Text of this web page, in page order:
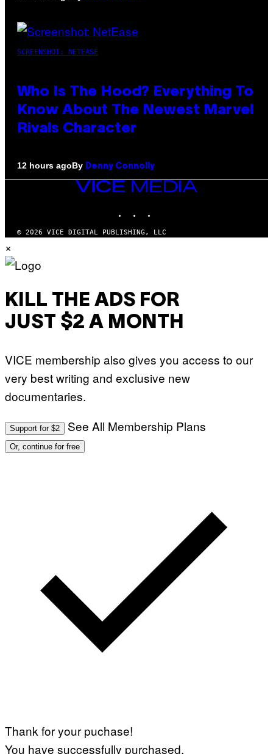
SCREENSHOT: NETEASE
Who Is The Hood? Everything To
Know About The Newest Marvel
Rivals Character
12 hours agoBy Denny Connolly
VICE
MEDIA
© 2026 VICE DIGITAL PUBLISHING, LLC
×
KILL THE ADS FOR
JUST $2 A MONTH
VICE membership also gives you access to our
very best writing and exclusive new
documentaries.
Support for $2 See All Membership Plans
Or, continue for free
Thank for your puchase!
You have successfully purchased.